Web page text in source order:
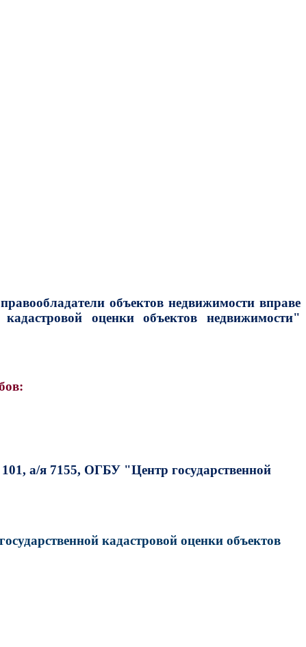
объектов недвижимости вправе
оценки объектов недвижимости"
а/я 7155, ОГБУ "Центр государственной
кадастровой оценки объектов